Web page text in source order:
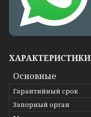
ХАРАКТЕРИСТИКИ
Основные
Гарантийный срок
Запорный орган